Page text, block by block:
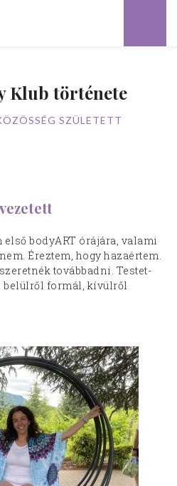
Klub története
SZÜLETETT
bodyART órájára, valami
Éreztem, hogy hazaértem.
továbbadni. Testet-
belülről formál, kívülről